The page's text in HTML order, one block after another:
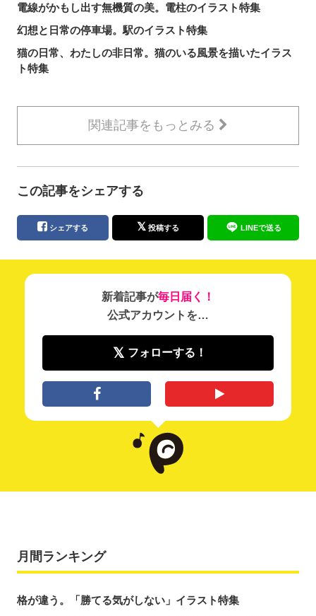
電線がかもし出す無機質の美。電柱のイラスト特集
幻想と日常の停車場。駅のイラスト特集
猫の日常、わたしの非日常。猫のいる風景を描いたイラス
ト特集
関連記事をもっとみる
この記事をシェアする
シェアする 投稿する LINEで送る
新着記事が毎日届く！
公式アカウントを…
フォローする！
月間ランキング
格が違う。「勝てる気がしない」イラスト特集